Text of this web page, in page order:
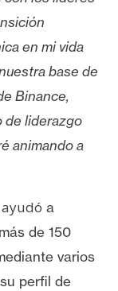
en mi vida
base de
Binance,
de liderazgo
animando a
a
de 150
varios
perfil de